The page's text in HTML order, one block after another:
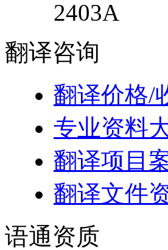
2403A
翻译咨询
翻译价格/
专业资料
翻译项目
翻译文件
语通资质